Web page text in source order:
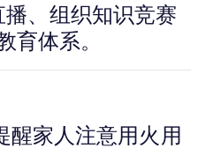
播、组织知识竞赛
体系。
醒家人注意用火用